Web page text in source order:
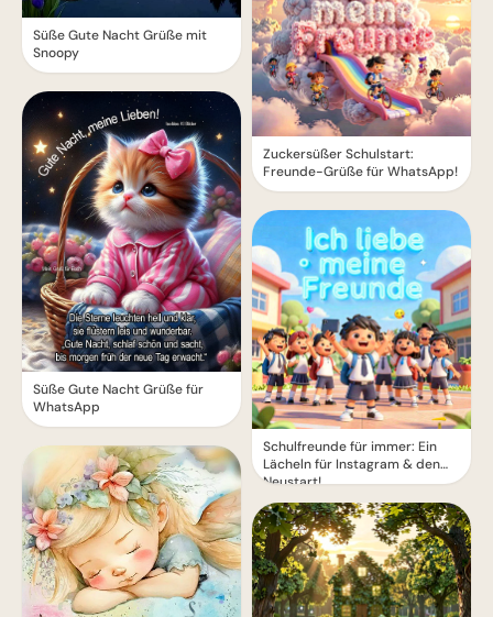
Süße Gute Nacht Grüße mit
Snoopy
Süße Gute Nacht Grüße für
WhatsApp
Zuckersüßer Schulstart:
Freunde-Grüße für WhatsApp!
Schulfreunde für immer: Ein
Lächeln für Instagram & den
Neustart!